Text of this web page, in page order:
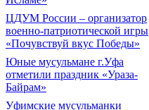
ЦДУМ России – организатор
военно-патриотической игры
«Почувствуй вкус Победы»
Юные мусульмане г.Уфа
отметили праздник «Ураза-
Байрам»
Уфимские мусульманки